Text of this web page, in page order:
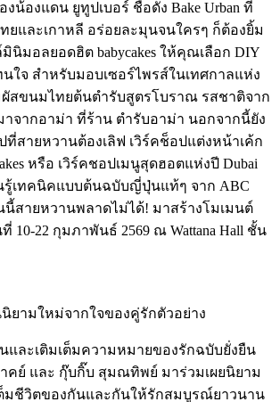
งน้องแดน ยูทูปเบอร์ ชื่อดัง Bake Urban ที่
ยและเกาหลี อร่อยละมุนจนใครๆ ก็ต้องยิ้ม
นิมอลยอดฮิต babycakes ให้คุณเลือก DIY
ใจ สำหรับมอบเซอร์ไพรส์ในเทศกาลแห่ง
สขนมไทยต้นตำรับสูตรโบราณ รสชาติจาก
จากอาม่า ที่ร้าน ตำรับอาม่า นอกจากนี้ยัง
ที่สายหวานต้องเลิฟ เวิร์คช็อปแต่งหน้าเค้ก
หรือ เวิร์คชอปเมนูสุดฮอตแห่งปี Dubai
นรู้เทคนิคแบบต้นฉบับญี่ปุ่นแท้ๆ จาก ABC
นนี้สายหวานพลาดไม่ได้! มาสร้างโมเมนต์
10-22 กุมภาพันธ์ 2569 ณ Wattana Hall ชั้น
ยามใหม่จากใจของคู่รักตัวอย่าง
และเติมเต็มความหมายของรักฉบับยั่งยืน
คย์ และ กุ๊บกิ๊บ สุมณทิพย์ มาร่วมเผยนิยาม
มชีวิตของกันและกันให้รักสมบูรณ์ยาวนาน